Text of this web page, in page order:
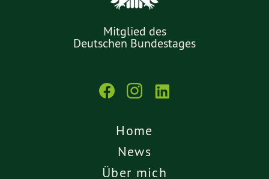
Mitglied des
Deutschen Bundestages
Home
News
Über mich